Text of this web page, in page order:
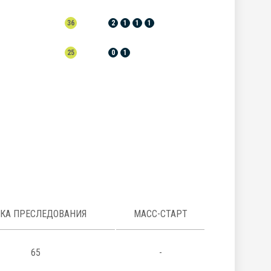
36 2 1 1 1
25 0 1
ПРЕСЛЕДОВАНИЯ МАСС-СТАРТ
65 -